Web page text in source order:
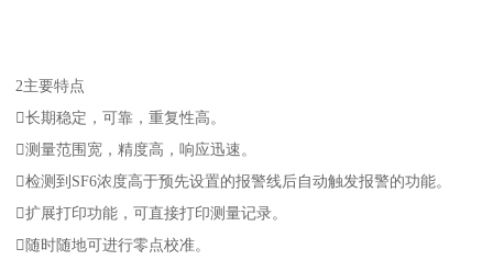
2主要特点
长期稳定，可靠，重复性高。
测量范围宽，精度高，响应迅速。
检测到SF6浓度高于预先设置的报警线后自动触发报警的功能。
扩展打印功能，可直接打印测量记录。
随时随地可进行零点校准。